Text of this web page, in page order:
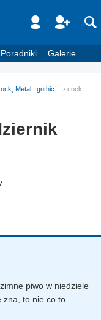
Poradniki Galerie
Metal , gothic...
cock
piwo w niedziele
zna, to nie co to